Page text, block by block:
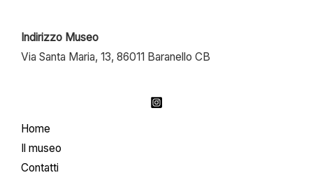
Indirizzo Museo
Via Santa Maria, 13, 86011 Baranello CB
Home
Il museo
Contatti